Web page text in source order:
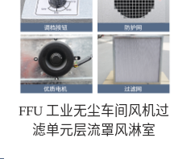
FFU 工业无尘车间风机过
滤单元层流罩风淋室